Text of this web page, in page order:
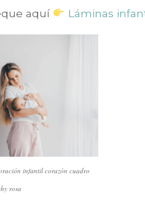
aquí Láminas
infantil corazón cuadro
rosa